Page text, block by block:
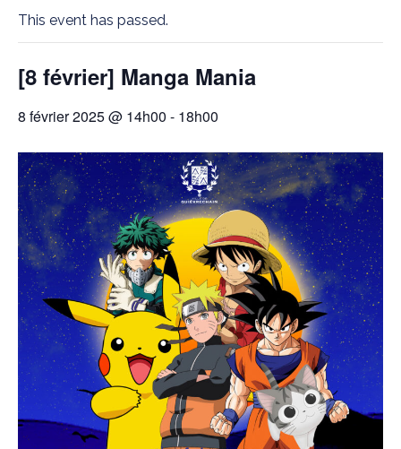
This event has passed.
[8 février] Manga Mania
8 février 2025 @ 14h00 - 18h00